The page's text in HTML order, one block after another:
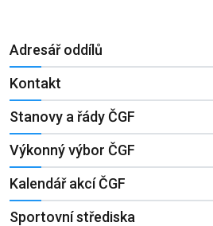
Adresář oddílů
Kontakt
Stanovy a řády ČGF
Výkonný výbor ČGF
Kalendář akcí ČGF
Sportovní střediska